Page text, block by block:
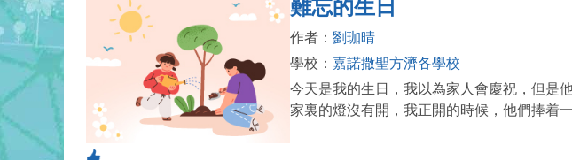
難忘的生日
作者： 劉珈晴
學校： 嘉諾撒聖方濟各學校
今天是我的生日，我以為家人會慶祝，但是
家裏的燈沒有開，我正開的時候，他們捧着